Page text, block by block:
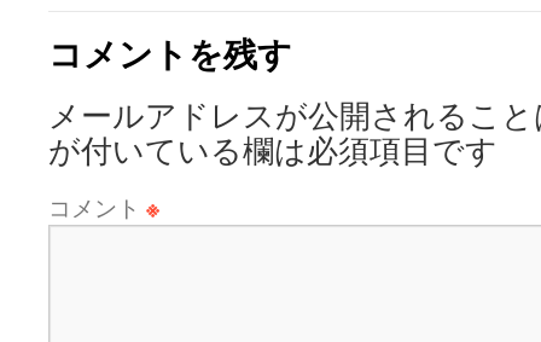
コメントを残す
メールアドレスが公開されるこ
が付いている欄は必須項目です
コメント ※